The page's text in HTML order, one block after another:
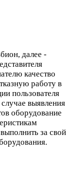
далее -
качество
работу в
пользователя
выявления
оборудование
за свой